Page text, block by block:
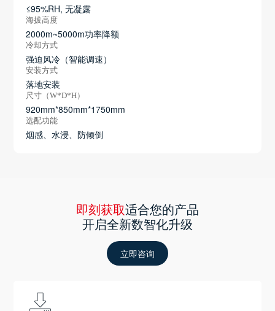
≤95%RH, 无凝露
海拔高度
2000m~5000m功率降额
冷却方式
强迫风冷（智能调速）
安装方式
落地安装
尺寸（W*D*H）
920mm*850mm*1750mm
选配功能
烟感、水浸、防倾倒
即刻获取适合您的产品
开启全新数智化升级
立即咨询